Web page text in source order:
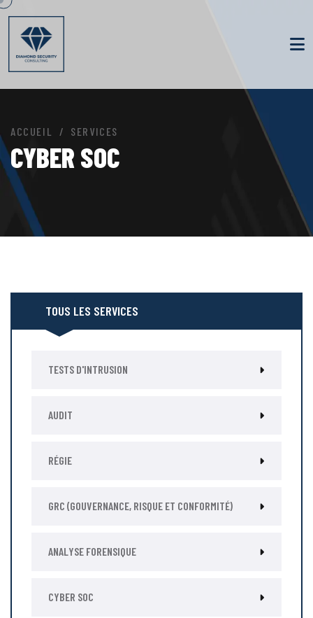
ACCUEIL SERVICES
CYBER SOC
TOUS LES SERVICES
TESTS D'INTRUSION
AUDIT
RÉGIE
GRC (GOUVERNANCE, RISQUE ET CONFORMITÉ)
ANALYSE FORENSIQUE
CYBER SOC